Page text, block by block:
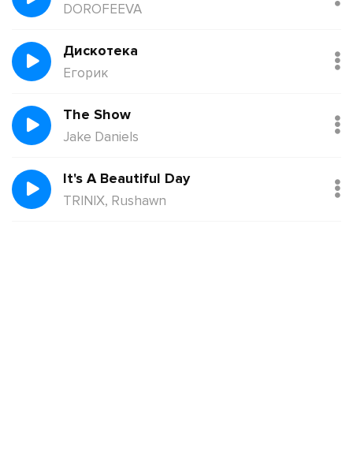
DOROFEEVA
Дискотека
Егорик
The Show
Jake Daniels
It's A Beautiful Day
TRINIX, Rushawn